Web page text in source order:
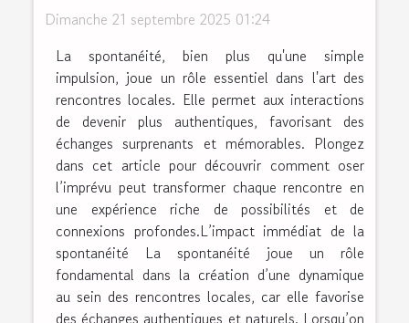
Dimanche 21 septembre 2025 01:24
La spontanéité, bien plus qu'une simple
impulsion, joue un rôle essentiel dans l'art des
rencontres locales. Elle permet aux interactions
de devenir plus authentiques, favorisant des
échanges surprenants et mémorables. Plongez
dans cet article pour découvrir comment oser
l’imprévu peut transformer chaque rencontre en
une expérience riche de possibilités et de
connexions profondes.L’impact immédiat de la
spontanéité La spontanéité joue un rôle
fondamental dans la création d’une dynamique
au sein des rencontres locales, car elle favorise
des échanges authentiques et naturels. Lorsqu’on